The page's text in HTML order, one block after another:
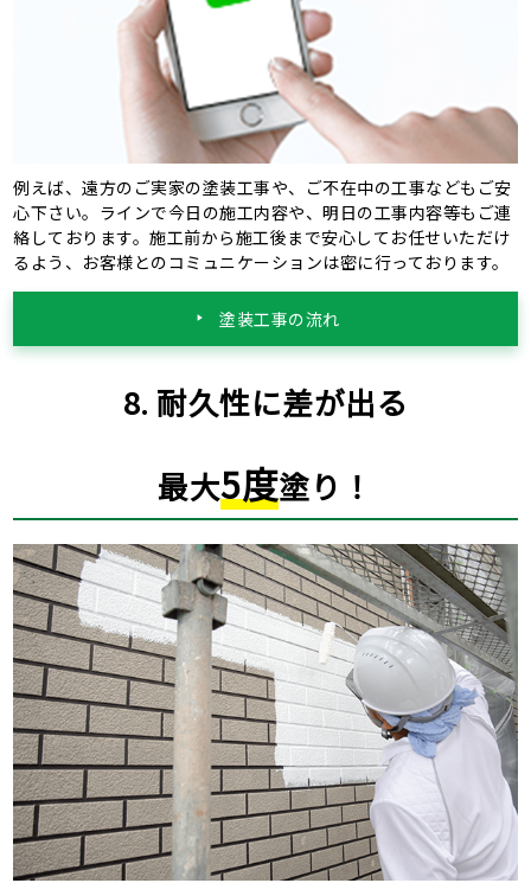
例えば、遠方のご実家の塗装工事や、ご不在中の工事などもご安
心下さい。ラインで今日の施工内容や、明日の工事内容等もご連
絡しております。施工前から施工後まで安心してお任せいただけ
るよう、お客様とのコミュニケーションは密に行っております。
塗装工事の流れ
8. 耐久性に差が出る
最大5度塗り！